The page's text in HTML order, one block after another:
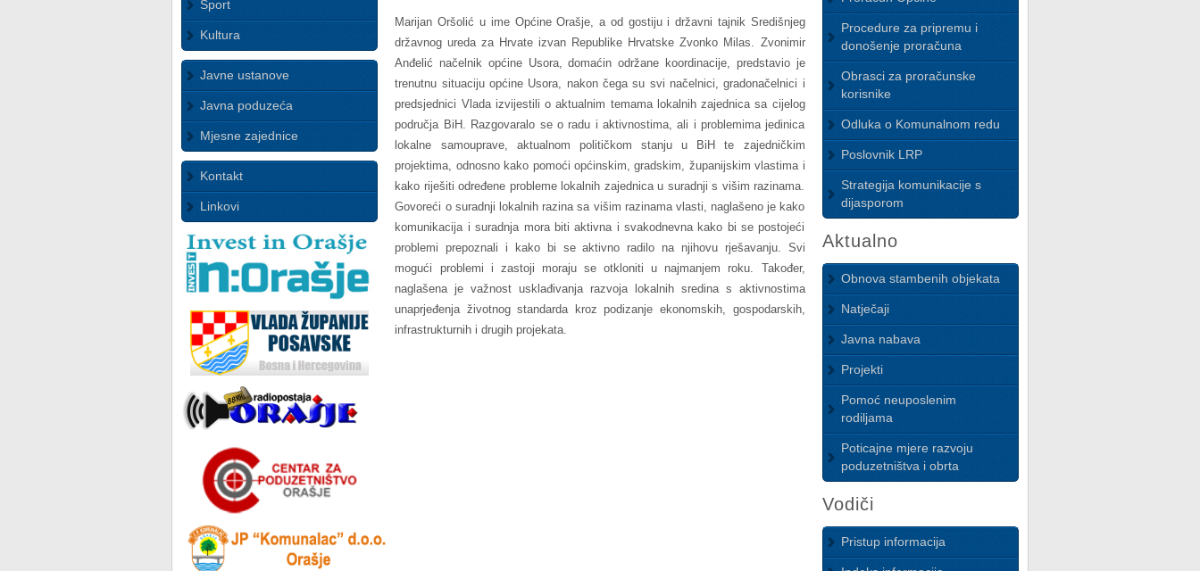
Šport
Kultura
Javne ustanove
Javna poduzeća
Mjesne zajednice
Kontakt
Linkovi
Marijan Oršolić u ime Općine Orašje,a od gostiju i državni tajnik Središnjeg
državnog ureda za Hrvate izvan Republike Hrvatske Zvonko Milas. Zvonimir
Anđelić načelnik općine Usora, domaćin održane koordinacije, predstavio je
trenutnu situaciju općine Usora, nakon čega su svi načelnici, gradonačelnici i
predsjednici Vlada izvijestili o aktualnim temama lokalnih zajednica sa cijelog
područja BiH. Razgovaralo se o radu i aktivnostima, ali i problemima jedinica
lokalne samouprave, aktualnom političkom stanju u BiH te zajedničkim
projektima, odnosno kako pomoći općinskim, gradskim, županijskim vlastima i
kako riješiti određene probleme lokalnih zajednica u suradnji s višim razinama.
Govoreći o suradnji lokalnih razina sa višim razinama vlasti, naglašeno je kako
komunikacija i suradnja mora biti aktivna i svakodnevna kako bi se postojeći
problemi prepoznali i kako bi se aktivno radilo na njihovu rješavanju. Svi
mogući problemi i zastoji moraju se otkloniti u najmanjem roku. Također,
naglašena je važnost usklađivanja razvoja lokalnih sredina s aktivnostima
unaprjeđenja životnog standarda kroz podizanje ekonomskih, gospodarskih,
infrastrukturnih i drugih projekata.
Procedure za pripremu i
donošenje proračuna
Obrasci za proračunske
korisnike
Odluka o Komunalnom redu
Poslovnik LRP
Strategija komunikacije s
dijasporom
Aktualno
Obnova stambenih objekata
Natječaji
Javna nabava
Projekti
Pomoć neuposlenim
rodiljama
Poticajne mjere razvoju
poduzetništva i obrta
Vodiči
Pristup informacija